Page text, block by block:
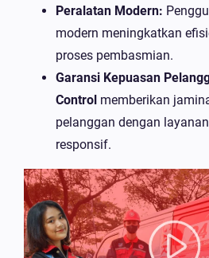
Peralatan Modern:
modern meningkatkan
proses pembasmian.
Garansi Kepuasan
Control memberikan
pelanggan dengan
responsif.